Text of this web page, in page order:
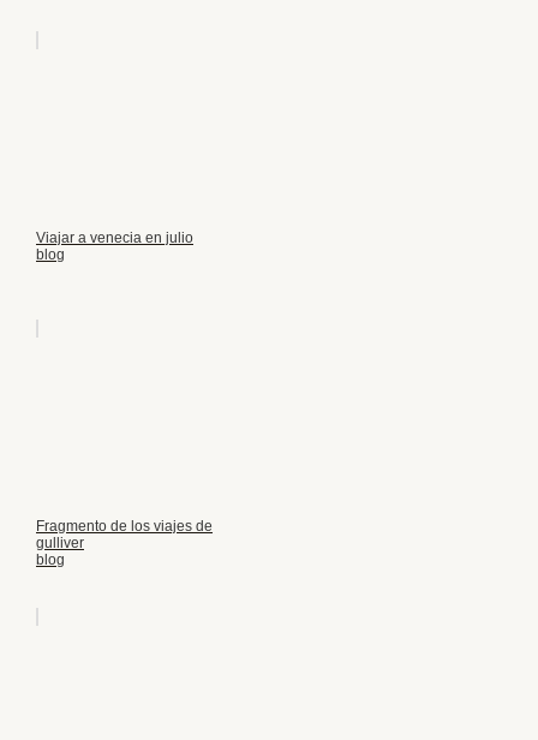
Viajar a venecia en julio
blog
Fragmento de los viajes de
gulliver
blog